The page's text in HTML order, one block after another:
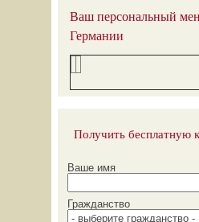
Ваш персональный
Германии
Получить бесплатную
Ваше имя
Гражданство